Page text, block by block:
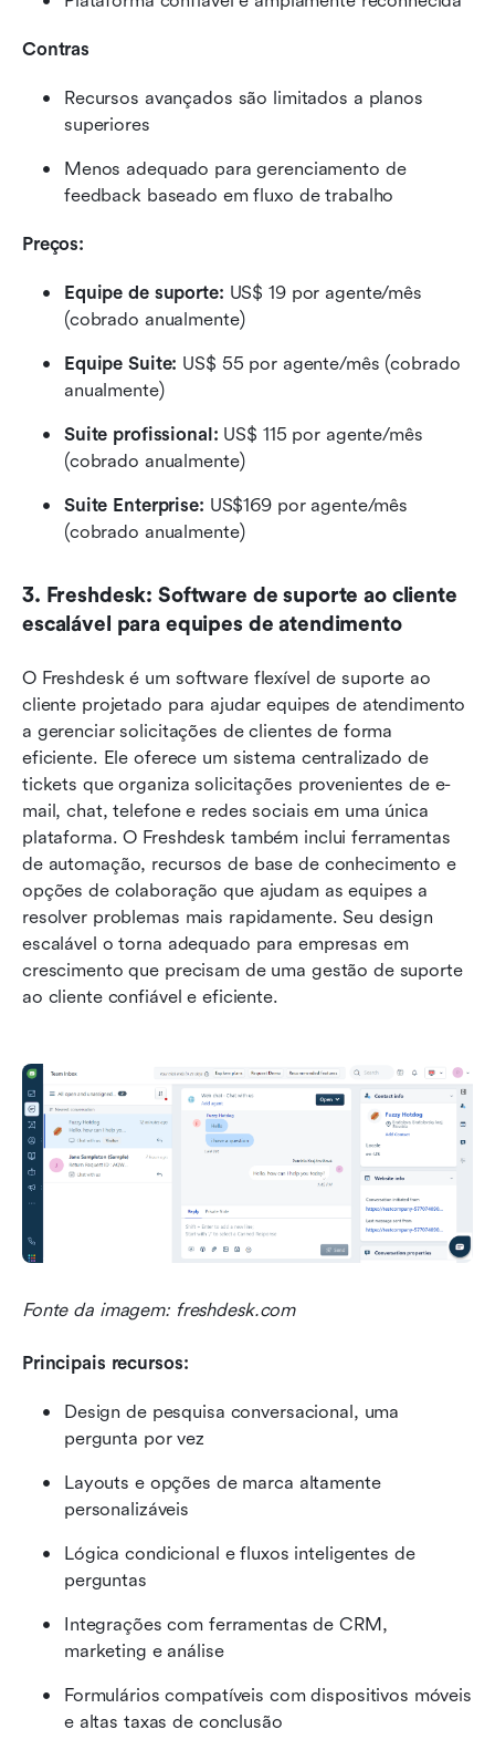
Contras
Recursos avançados são limitados a planos
superiores
Menos adequado para gerenciamento de
feedback baseado em fluxo de trabalho
Preços:
Equipe de suporte: US$ 19 por agente/mês
(cobrado anualmente)
Equipe Suite: US$ 55 por agente/mês (cobrado
anualmente)
Suite profissional: US$ 115 por agente/mês
(cobrado anualmente)
Suite Enterprise: US$169 por agente/mês
(cobrado anualmente)
3. Freshdesk: Software de suporte ao cliente
escalável para equipes de atendimento
O Freshdesk é um software flexível de suporte ao
cliente projetado para ajudar equipes de atendimento
a gerenciar solicitações de clientes de forma
eficiente. Ele oferece um sistema centralizado de
tickets que organiza solicitações provenientes de e-
mail, chat, telefone e redes sociais em uma única
plataforma. O Freshdesk também inclui ferramentas
de automação, recursos de base de conhecimento e
opções de colaboração que ajudam as equipes a
resolver problemas mais rapidamente. Seu design
escalável o torna adequado para empresas em
crescimento que precisam de uma gestão de suporte
ao cliente confiável e eficiente.
Fonte da imagem: freshdesk.com
Principais recursos:
Design de pesquisa conversacional, uma
pergunta por vez
Layouts e opções de marca altamente
personalizáveis
Lógica condicional e fluxos inteligentes de
perguntas
Integrações com ferramentas de CRM,
marketing e análise
Formulários compatíveis com dispositivos móveis
e altas taxas de conclusão